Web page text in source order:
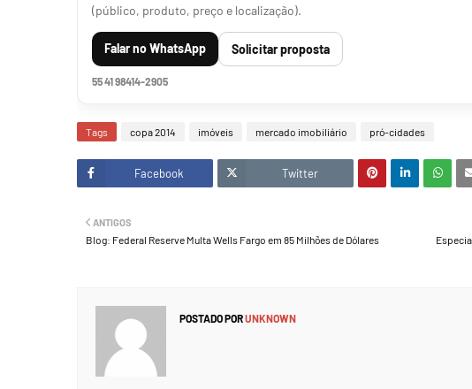
(público, produto, preço e localização).
Falar no WhatsApp Solicitar proposta
55 41 98414-2905
Tags copa 2014 imóveis mercado imobiliário pró-cidades
Facebook Twitter
ANTIGOS
Blog: Federal Reserve Multa Wells Fargo em 85 Milhões de Dólares
POSTADO PORUNKNOWN